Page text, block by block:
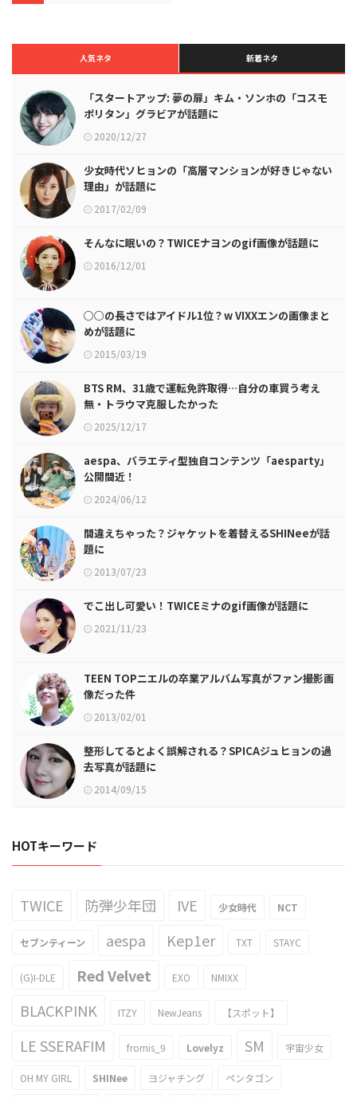
人気ネタ 新着ネタ
「スタートアップ: 夢の扉」キム・ソンホの「コスモ
ポリタン」グラビアが話題に
2020/12/27
少女時代ソヒョンの「高層マンションが好きじゃない
理由」が話題に
2017/02/09
そんなに眠いの？TWICEナヨンのgif画像が話題に
2016/12/01
○○の長さではアイドル1位？w VIXXエンの画像まと
めが話題に
2015/03/19
BTS RM、31歳で運転免許取得…自分の車買う考え
無・トラウマ克服したかった
2025/12/17
aespa、バラエティ型独自コンテンツ「aesparty」
公開間近！
2024/06/12
間違えちゃった？ジャケットを着替えるSHINeeが話
題に
2013/07/23
でこ出し可愛い！TWICEミナのgif画像が話題に
2021/11/23
TEEN TOPニエルの卒業アルバム写真がファン撮影画
像だった件
2013/02/01
整形してるとよく誤解される？SPICAジュヒョンの過
去写真が話題に
2014/09/15
HOTキーワード
TWICE 防弾少年団 IVE 少女時代 NCT
セブンティーン aespa Kep1er TXT STAYC
(G)I-DLE Red Velvet EXO NMIXX
BLACKPINK ITZY NewJeans 【スポット】
LE SSERAFIM fromis_9 Lovelyz SM 宇宙少女
OH MY GIRL SHINee ヨジャチング ペンタゴン